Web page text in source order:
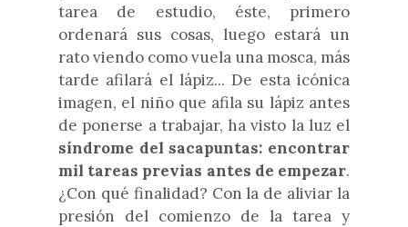
tarea de estudio, éste, primero
ordenará sus cosas, luego estará un
rato viendo como vuela una mosca, más
tarde afilará el lápiz... De esta icónica
imagen, el niño que afila su lápiz antes
de ponerse a trabajar, ha visto la luz el
síndrome del sacapuntas: encontrar
mil tareas previas antes de empezar.
¿Con qué finalidad? Con la de aliviar la
presión del comienzo de la tarea y